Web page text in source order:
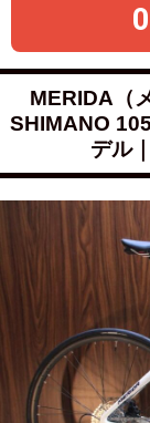
MERIDA（
SHIMANO
デル